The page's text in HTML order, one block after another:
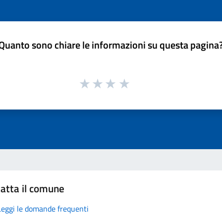
sono chiare le informazioni su questa
il comune
le domande frequenti